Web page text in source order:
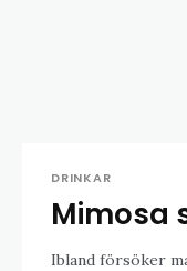
DRINKAR
Mimosa
Ibland försöker